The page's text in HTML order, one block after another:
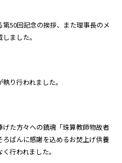
50回記念の挨拶、また理事長のメ
ました。
り行われました。
た方々への鎮魂「珠算教師物故者
ばんに感謝を込めるお焚上げ供養
行われました。